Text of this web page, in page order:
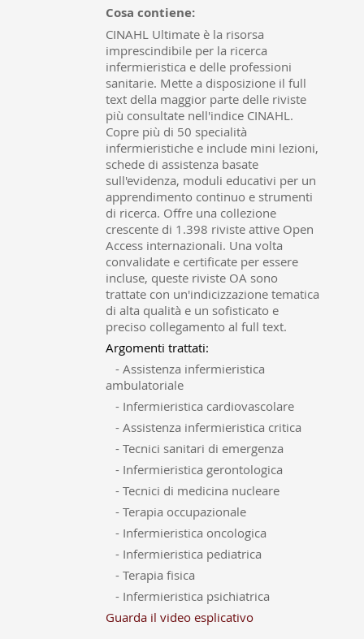
Cosa contiene:
CINAHL Ultimate è la risorsa
imprescindibile per la ricerca
infermieristica e delle professioni
sanitarie. Mette a disposizione il full
text della maggior parte delle riviste
più consultate nell'indice CINAHL.
Copre più di 50 specialità
infermieristiche e include mini lezioni,
schede di assistenza basate
sull'evidenza, moduli educativi per un
apprendimento continuo e strumenti
di ricerca. Offre una collezione
crescente di 1.398 riviste attive Open
Access internazionali. Una volta
convalidate e certificate per essere
incluse, queste riviste OA sono
trattate con un'indicizzazione tematica
di alta qualità e un sofisticato e
preciso collegamento al full text.
Argomenti trattati:
- Assistenza infermieristica
ambulatoriale
- Infermieristica cardiovascolare
- Assistenza infermieristica critica
- Tecnici sanitari di emergenza
- Infermieristica gerontologica
- Tecnici di medicina nucleare
- Terapia occupazionale
- Infermieristica oncologica
- Infermieristica pediatrica
- Terapia fisica
- Infermieristica psichiatrica
Guarda il video esplicativo